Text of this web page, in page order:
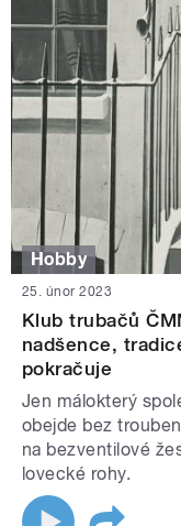
Hobby
25. únor 2023
Klub trubačů
nadšence,
pokračuje
Jen málokterý
obejde bez
na bezventilové
lovecké rohy.